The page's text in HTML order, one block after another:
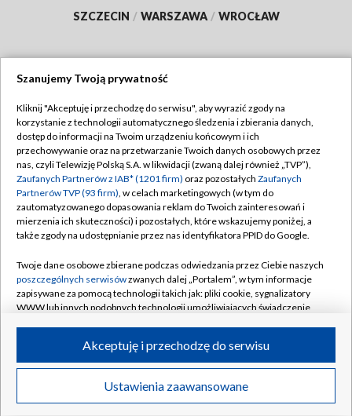
SZCZECIN / WARSZAWA / WROCŁAW
TVP
Abonament TVP
Emisja w TVP
Centrum informacji TVP
Naziemna Telewizja Cyfrowa
Rada Programowa
System NOS
Informacje o nadawcy
Program dla prasy
Ogłoszenie przetargowe
Regulamin TVP
Polityka prywatności
Moje zgody
Pomoc
Kontakt
Kanały
©2026 Telewizja Polska S.A. w likwidacji
Szanujemy Twoją prywatność
Kliknij "Akceptuję i przechodzę do serwisu", aby wyrazić zgody na
korzystanie z technologii automatycznego śledzenia i zbierania danych,
dostęp do informacji na Twoim urządzeniu końcowym i ich
przechowywanie oraz na przetwarzanie Twoich danych osobowych przez
nas, czyli Telewizję Polską S.A. w likwidacji (zwaną dalej również „TVP”),
Zaufanych Partnerów z IAB* (1201 firm) oraz pozostałych Zaufanych
Partnerów TVP (93 firm), w celach marketingowych (w tym do
zautomatyzowanego dopasowania reklam do Twoich zainteresowań i
mierzenia ich skuteczności) i pozostałych, które wskazujemy poniżej, a
także zgody na udostępnianie przez nas identyfikatora PPID do Google.
Twoje dane osobowe zbierane podczas odwiedzania przez Ciebie naszych
poszczególnych serwisówzwanych dalej „Portalem”, w tym informacje
zapisywane za pomocą technologii takich jak: pliki cookie, sygnalizatory
WWW lub innych podobnych technologii umożliwiających świadczenie
ruchu w Internecie.
Twoje dane osobowe zbierane podczas odwiedzania przez Ciebie
poszczególnych serwisówna Portalu, takie jak adresy IP, identyfikatory
Ustawienia zaawansowane
Akceptuję i przechodzę do serwisu